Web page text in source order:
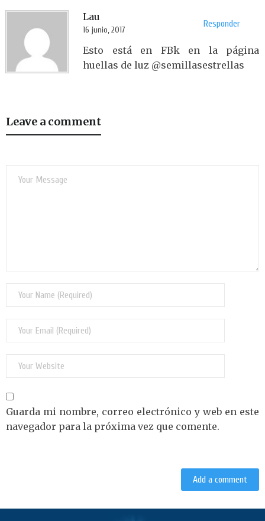
Responder
Lau
16 junio, 2017
Esto está en FBk en la página
huellas de luz @semillasestrellas
Leave a comment
Guarda mi nombre, correo electrónico y web en este
navegador para la próxima vez que comente.